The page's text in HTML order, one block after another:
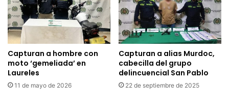
Capturan a hombre con
moto ‘gemeliada’ en
Laureles
11 de mayo de 2026
Capturan a alias Murdoc,
cabecilla del grupo
delincuencial San Pablo
22 de septiembre de 2025